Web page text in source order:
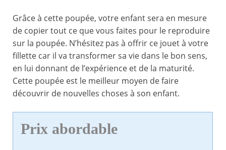
Grâce à cette poupée, votre enfant sera en mesure
de copier tout ce que vous faites pour le reproduire
sur la poupée. N’hésitez pas à offrir ce jouet à votre
fillette car il va transformer sa vie dans le bon sens,
en lui donnant de l’expérience et de la maturité.
Cette poupée est le meilleur moyen de faire
découvrir de nouvelles choses à son enfant.
Prix abordable